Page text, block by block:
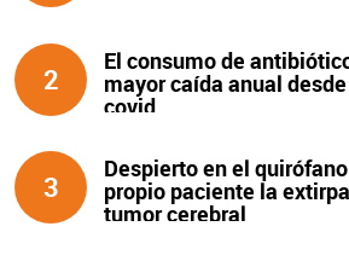
2
El consumo de
mayor caída anual
covid
3
Despierto en el
propio paciente la
tumor cerebral